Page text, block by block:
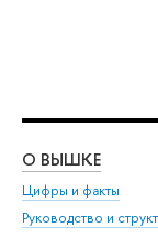
О ВЫШКЕ
Цифры и факты
Руководство и